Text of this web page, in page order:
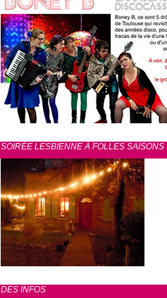
SOIRÉE LESBIENNE À FOLLES
DES INFOS